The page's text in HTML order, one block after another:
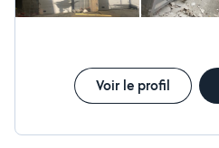
Voir le profil